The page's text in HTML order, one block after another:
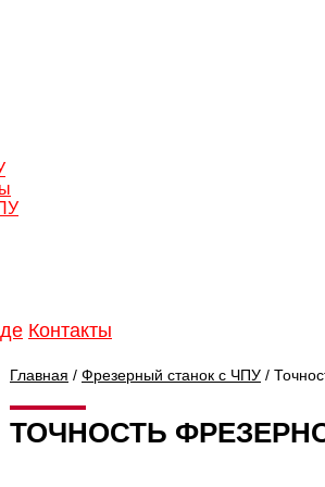
Контакты
Главная / Фрезерный станок с ЧПУ /
ТОЧНОСТЬ